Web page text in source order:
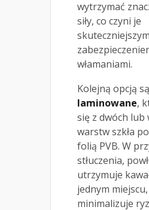
wytrzymać
siły, co czyni je
skuteczniejszym
włamaniami.
Kolejną opcją są
laminowane,
się z dwóch lub
warstw szkła
folią PVB. W
stłuczenia,
utrzymuje
jednym
minimalizuje